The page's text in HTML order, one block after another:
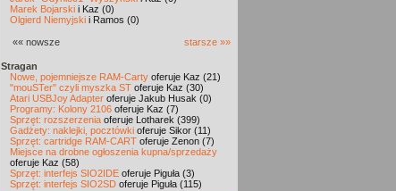
Marek Bojarski i Kaz (0)
Olgierd Niemyjski i Ramos (0)
«« nowsze starsze »»
Stragan
Nowe, pojemniejsze RAM-Carty oferuje Kaz (21)
"mouSTer" czyli myszka ST oferuje Kaz (30)
Atari USBJoy Adapter oferuje Jakub Husak (0)
Programy: Kolony 2106 oferuje Kaz (7)
Sprzęt: rozszerzenia oferuje Lotharek (399)
Gadżety: naklejki, pocztówki oferuje Sikor (11)
Sprzęt: cartridge RAM-CART oferuje Zenon (7)
Miejsce na drobne ogłoszenia kupna/sprzedaży
oferuje Kaz (58)
Sprzęt: interfejs SIO2IDE oferuje Piguła (3)
Sprzęt: interfejs SIO2SD oferuje Piguła (115)